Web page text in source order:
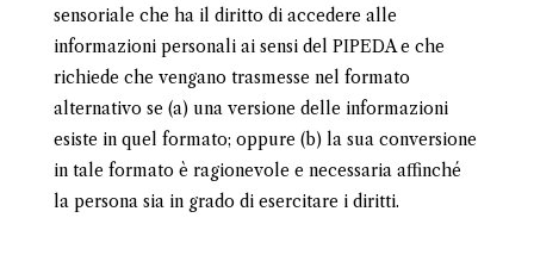
sensoriale che ha il diritto di accedere alle
informazioni personali ai sensi del PIPEDA e che
richiede che vengano trasmesse nel formato
alternativo se (a) una versione delle informazioni
esiste in quel formato; oppure (b) la sua conversione
in tale formato è ragionevole e necessaria affinché
la persona sia in grado di esercitare i diritti.